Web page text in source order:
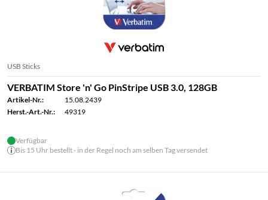
USB Sticks
VERBATIM Store 'n' Go PinStripe USB 3.0, 128GB
Artikel-Nr.:
15.08.2439
Herst.-Art.-Nr.:
49319
Verfügbar
Bis 15 Uhr bestellt - in der Regel noch am selben Tag versendet